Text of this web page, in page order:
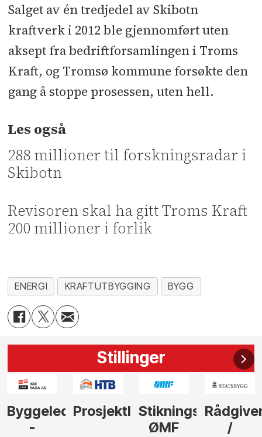
Salget av én tredjedel av Skibotn
kraftverk i 2012 ble gjennomført uten
aksept fra bedriftforsamlingen i Troms
Kraft, og Tromsø kommune forsøkte den
gang å stoppe prosessen, uten hell.
Les også
288 millioner til forskningsradar i
Skibotn
Revisoren skal ha gitt Troms Kraft
200 millioner i forlik
ENERGI KRAFTUTBYGGING BYGG
Stillinger
ProsjektlederStikningsingeniør
Rådgiver
/
til